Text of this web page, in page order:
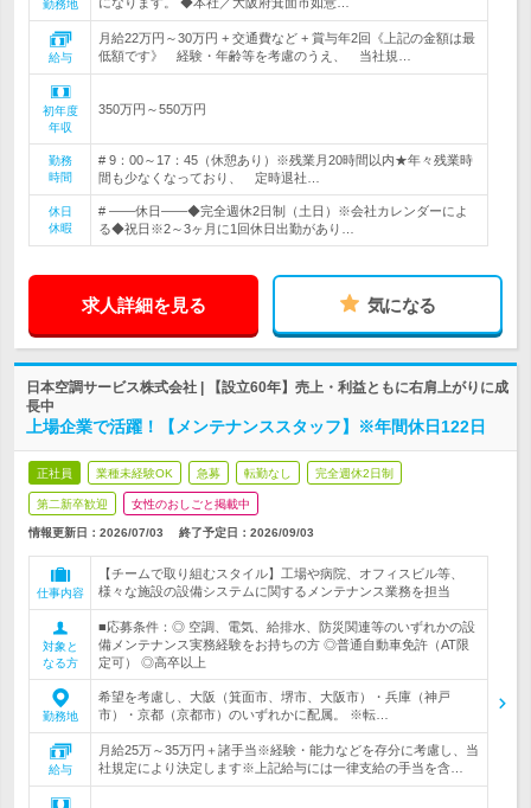
勤務地
給与
月給22万円～30万円 + 交通費など + 賞与年2回《上記の金額は最
低額です》 経験・年齢等を考慮のうえ、 当社規…
初年度
年収
350万円～550万円
勤務
時間
# 9：00～17：45（休憩あり）※残業月20時間以内★年々残業時
間も少なくなっており、 定時退社…
休日
休暇
# ――休日――◆完全週休2日制（土日）※会社カレンダーによ
る◆祝日※2～3ヶ月に1回休日出勤があり…
求人詳細を見る 気になる
日本空調サービス株式会社 | 【設立60年】売上・利益ともに右肩上がりに成
長中
上場企業で活躍！【メンテナンススタッフ】※年間休日122日
正社員 業種未経験OK 急募 転勤なし 完全週休2日制
第二新卒歓迎 女性のおしごと掲載中
情報更新日：2026/07/03 終了予定日： 2026/09/03
仕事内容
【チームで取り組むスタイル】工場や病院、オフィスビル等、
様々な施設の設備システムに関するメンテナンス業務を担当
対象と
なる方
■応募条件：◎ 空調、電気、給排水、防災関連等のいずれかの設
備メンテナンス実務経験をお持ちの方 ◎普通自動車免許（AT限
定可） ◎高卒以上
勤務地
希望を考慮し、大阪（箕面市、堺市、大阪市）・兵庫（神戸
市）・京都（京都市）のいずれかに配属。 ※転…
給与
月給25万～35万円＋諸手当※経験・能力などを存分に考慮し、当
社規定により決定します※上記給与には一律支給の手当を含…